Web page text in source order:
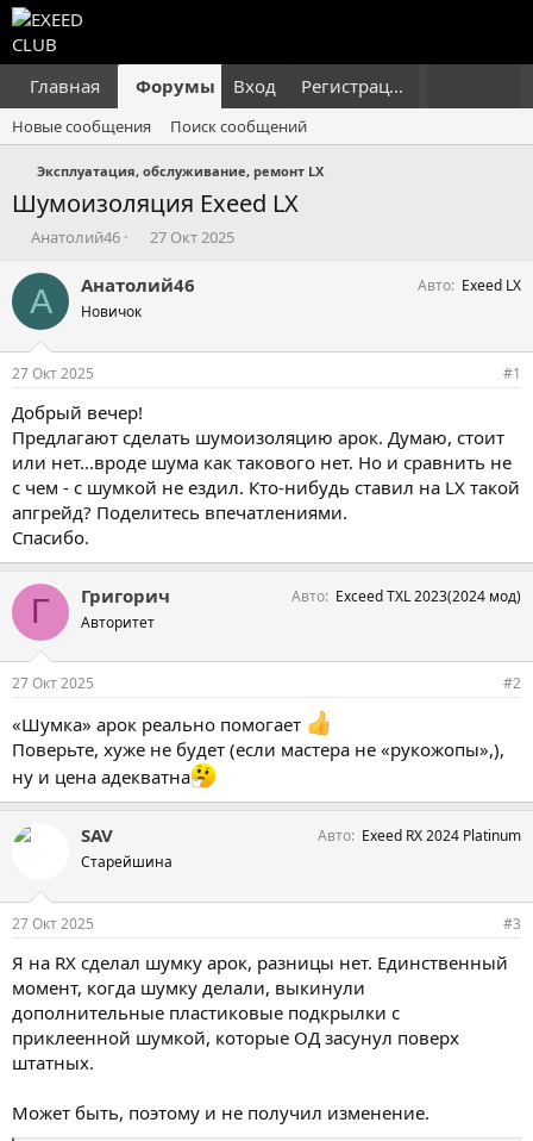
Главная Форумы Что нового?
Вход Регистрация
Новые сообщения Поиск сообщений
Эксплуатация, обслуживание, ремонт LX
Шумоизоляция Exeed LX
А
т
о
т
е
м
ы
Анатолий46
Д
т
а
27 Окт 2025
А Анатолий46
Новичок
Авто Exeed LX
27 Окт 2025 #1
Добрый вечер!
Предлагают сделать шумоизоляцию арок. Думаю, стоит
или нет...вроде шума как такового нет. Но и сравнить не
с чем - с шумкой не ездил. Кто-нибудь ставил на LX такой
апгрейд? Поделитесь впечатлениями.
Спасибо.
Г Григорич
Авторитет
Авто Exceed TXL 2023(2024 мод)
27 Окт 2025 #2
«Шумка» арок реально помогает
Поверьте, хуже не будет (если мастера не «рукожопы»,),
ну и цена адекватна
SAV
Старейшина
Авто Exeed RX 2024 Platinum
27 Окт 2025 #3
Я на RX сделал шумку арок, разницы нет. Единственный
момент, когда шумку делали, выкинули
дополнительные пластиковые подкрылки с
приклеенной шумкой, которые ОД засунул поверх
штатных.
Может быть, поэтому и не получил изменение.